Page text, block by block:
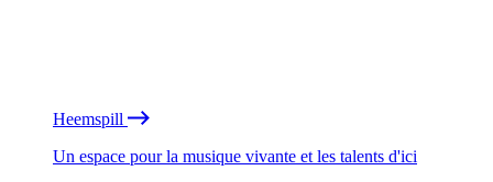
Heemspill
Un espace pour la musique vivante et les talents d'ici